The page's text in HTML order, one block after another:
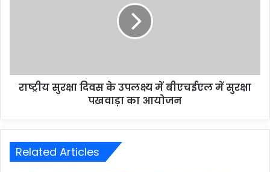
राष्ट्रीय सुरक्षा दिवस के उपलक्ष्य में बीएचईएल में सुरक्षा
पखवाड़ा का आयोजन
Related Articles